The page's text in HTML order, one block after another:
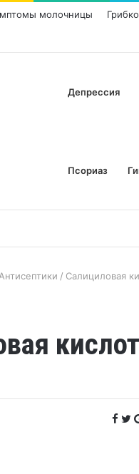
молочницы
Депрессия
Псориаз
Антисептики / Салициловая
F
a
T